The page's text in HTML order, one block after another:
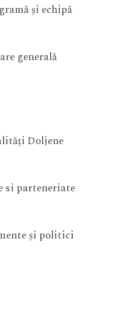
și echipă
generală
Doljene
si parteneriate
și politici